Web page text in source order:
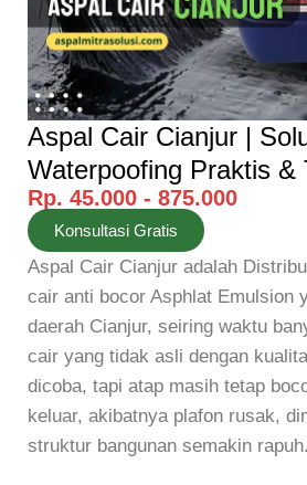
Aspal Cair Cianjur |
Waterpoofing Praktis &
Rp. 45.000 - 875.000
Konsultasi Gratis
Aspal Cair Cianjur adalah
cair anti bocor Asphlat Emulsion
daerah Cianjur, seiring waktu
cair yang tidak asli dengan
dicoba, tapi atap masih tetap
keluar, akibatnya plafon rusak,
struktur bangunan semakin rapuh.